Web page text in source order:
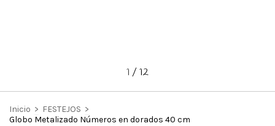
1 / 12
Inicio > FESTEJOS >
Globo Metalizado Números en dorados 40 cm